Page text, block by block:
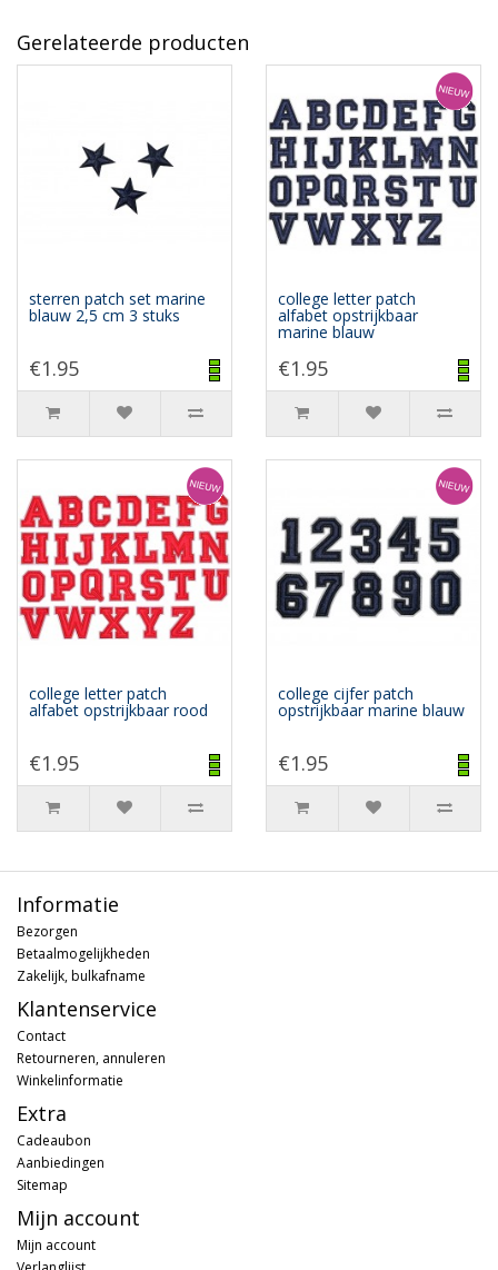
Gerelateerde producten
sterren patch set marine
blauw 2,5 cm 3 stuks
€1.95
college letter patch
alfabet opstrijkbaar
marine blauw
€1.95
college letter patch
alfabet opstrijkbaar rood
€1.95
college cijfer patch
opstrijkbaar marine blauw
€1.95
Informatie
Bezorgen
Betaalmogelijkheden
Zakelijk, bulkafname
Klantenservice
Contact
Retourneren, annuleren
Winkelinformatie
Extra
Cadeaubon
Aanbiedingen
Sitemap
Mijn account
Mijn account